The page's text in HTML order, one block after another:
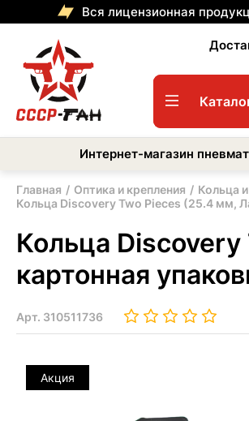
Вся лицензионная
Интернет-магазин
Главная Оптика и крепления Кольца
Кольца Discovery Two Pieces (25.4 мм,
Кольца
картонная
Арт. 310511736
Акция